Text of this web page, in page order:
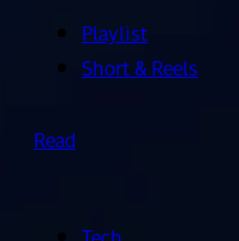
Playlist
Short & Reels
Read